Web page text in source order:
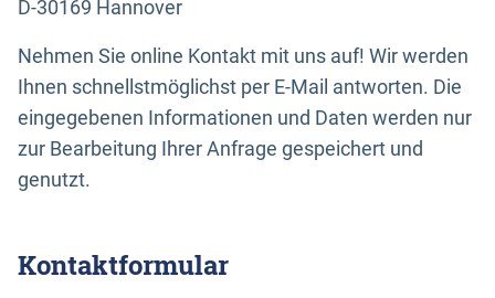
D-30169 Hannover
Nehmen Sie online Kontakt mit uns auf! Wir werden
Ihnen schnellstmöglichst per E-Mail antworten. Die
eingegebenen Informationen und Daten werden nur
zur Bearbeitung Ihrer Anfrage gespeichert und
genutzt.
Kontaktformular